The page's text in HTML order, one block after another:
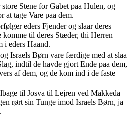
Stene for Gabet paa Hulen, og
tage Vare paa dem.
eders Fjender og slaar deres
til deres Stæder, thi Herren
i eders Haand.
Israels Børn vare færdige med at slaa
indtil de havde gjort Ende paa dem,
af dem, og de kom ind i de faste
til Josva til Lejren ved Makkeda
rørt sin Tunge imod Israels Børn, ja